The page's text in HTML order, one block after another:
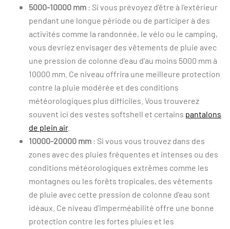
5000-10000 mm : Si vous prévoyez d'être à l'extérieur
pendant une longue période ou de participer à des
activités comme la randonnée, le vélo ou le camping,
vous devriez envisager des vêtements de pluie avec
une pression de colonne d'eau d'au moins 5000 mm à
10000 mm. Ce niveau offrira une meilleure protection
contre la pluie modérée et des conditions
météorologiques plus difficiles. Vous trouverez
souvent ici des vestes softshell et certains pantalons
de plein air.
10000-20000 mm : Si vous vous trouvez dans des
zones avec des pluies fréquentes et intenses ou des
conditions météorologiques extrêmes comme les
montagnes ou les forêts tropicales, des vêtements
de pluie avec cette pression de colonne d'eau sont
idéaux. Ce niveau d'imperméabilité offre une bonne
protection contre les fortes pluies et les